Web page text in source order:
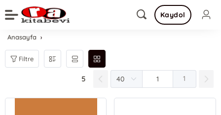
Kaydol
Anasayfa
Filtre
5 1